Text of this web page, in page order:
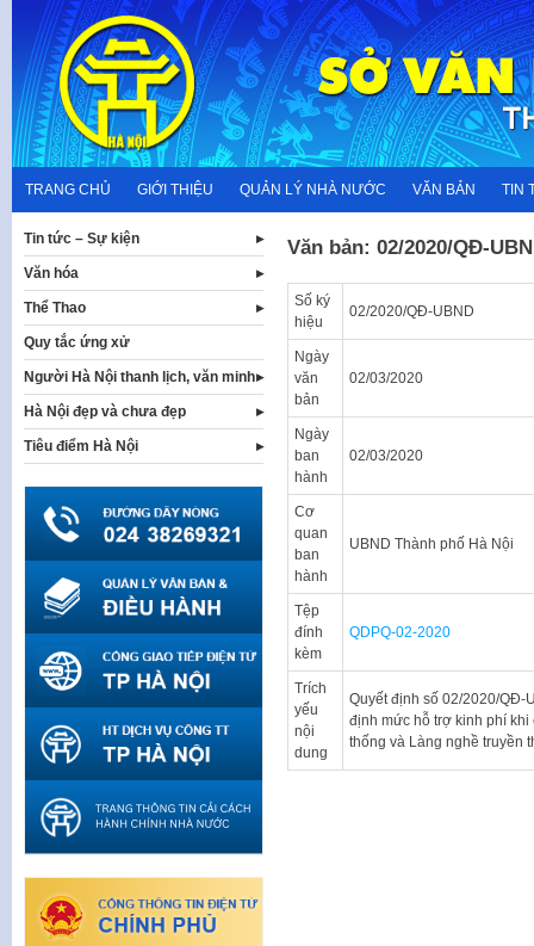
content
TRANG CHỦ GIỚI THIỆU QUẢN LÝ NHÀ NƯỚC VĂN BẢN TIN
Văn bản: 02/2020/QĐ-
Số ký
hiệu
02/2020/QĐ-UBND
Ngày
văn
bản
02/03/2020
Ngày
ban
hành
02/03/2020
Cơ
quan
ban
hành
UBND Thành phố Hà Nội
Tệp
đính
kèm
QDPQ-02-2020
Trích
yếu
nội
dung
Quyết định số 02/2020/QĐ-
định mức hỗ trợ kinh phí
thống và Làng nghề truyền
Tin tức – Sự kiện
Văn hóa
Thể Thao
Quy tắc ứng xử
Người Hà Nội thanh lịch, văn minh
Hà Nội đẹp và chưa đẹp
Tiêu điểm Hà Nội